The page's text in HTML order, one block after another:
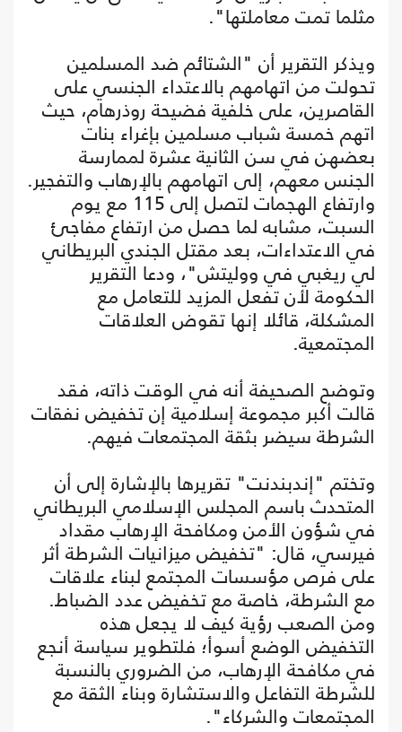
مثلما تمت معاملتها".
ويذكر التقرير أن "الشتائم ضد المسلمين
تحولت من اتهامهم بالاعتداء الجنسي على
القاصرين، على خلفية فضيحة روذرهام، حيث
اتهم خمسة شباب مسلمين بإغراء بنات
بعضهن في سن الثانية عشرة لممارسة
الجنس معهم، إلى اتهامهم بالإرهاب والتفجير.
وارتفاع الهجمات لتصل إلى 115 مع يوم
السبت، مشابه لما حصل من ارتفاع مفاجئ
في الاعتداءات، بعد مقتل الجندي البريطاني
لي ريغبي في ووليتش"، ودعا التقرير
الحكومة لأن تفعل المزيد للتعامل مع
المشكلة، قائلا إنها تقوض العلاقات
المجتمعية.
وتوضح الصحيفة أنه في الوقت ذاته، فقد
قالت أكبر مجموعة إسلامية إن تخفيض نفقات
الشرطة سيضر بثقة المجتمعات فيهم.
وتختم "إندبندنت" تقريرها بالإشارة إلى أن
المتحدث باسم المجلس الإسلامي البريطاني
في شؤون الأمن ومكافحة الإرهاب مقداد
فيرسي، قال: "تخفيض ميزانيات الشرطة أثر
على فرص مؤسسات المجتمع لبناء علاقات
مع الشرطة، خاصة مع تخفيض عدد الضباط.
ومن الصعب رؤية كيف لا يجعل هذه
التخفيض الوضع أسوأ؛ فلتطوير سياسة أنجع
في مكافحة الإرهاب، من الضروري بالنسبة
للشرطة التفاعل والاستشارة وبناء الثقة مع
المجتمعات والشركاء".